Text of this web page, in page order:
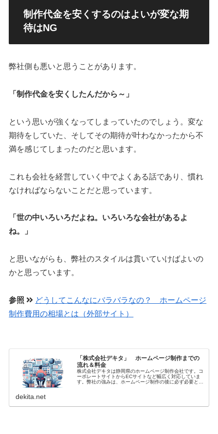
制作代金を安くするのはよいが変な期
待はNG
弊社側も悪いと思うことがあります。
「制作代金を安くしたんだから～」
という思いが強くなってしまっていたのでしょう。変な
期待をしていた、そしてその期待が叶わなかったから不
満を感じてしまったのだと思います。
これも会社を経営していく中でよくある話であり、慣れ
なければならないことだと思っています。
「世の中いろいろだよね。いろいろな会社があるよ
ね。」
と思いながらも、弊社のスタイルは貫いていけばよいの
かと思っています。
参照
どうしてこんなにバラバラなの？ ホームページ
制作費用の相場とは（外部サイト）
「株式会社デキタ」 ホームページ制作までの
流れ＆料金
株式会社デキタは静岡県のホームページ制作会社です。コ
ーポレートサイトからECサイトなど幅広く対応していま
す。弊社の強みは、ホームページ制作の後に必ず必要とな
dekita.net